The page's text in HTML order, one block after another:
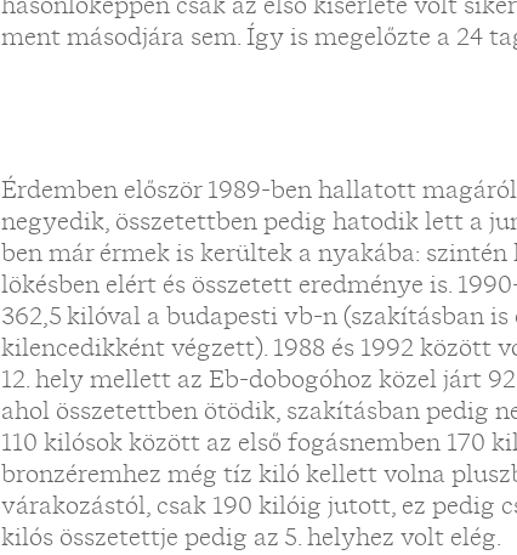
ment másodjára sem. Így is megelőzte a 24
Érdemben először 1989-ben hallatott
negyedik, összetettben pedig hatodik lett a
ben már érmek is kerültek a nyakába:
lökésben elért és összetett eredménye is.
362,5 kilóval a budapesti vb-n (szakításban
kilencedikként végzett). 1988 és 1992 között
12. hely mellett az Eb-dobogóhoz közel járt
ahol összetettben ötödik, szakításban pedig
110 kilósok között az első fogásnemben 170
bronzéremhez még tíz kiló kellett volna
várakozástól, csak 190 kilóig jutott, ez pedig
kilós összetettje pedig az 5. helyhez volt elég.